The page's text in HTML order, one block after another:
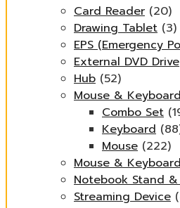
Card Reader (20)
Drawing Tablet (3)
EPS (Emergency
External DVD Drive
Hub (52)
Mouse &
Combo Set
Keyboard
Mouse (222)
Mouse &
Notebook Stand
Streaming Device